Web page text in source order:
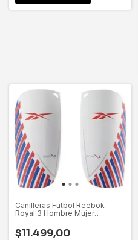
Canilleras Futbol Reebok
Royal 3 Hombre Mujer
$11.499,00